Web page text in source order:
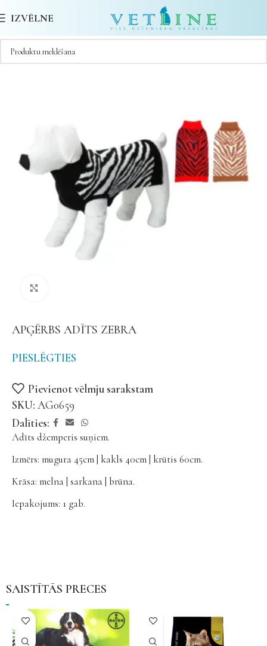
IZVĒLNE
APĢĒRBS ADĪTS ZEBRA
PIESLĒGTIES
Pievienot vēlmju sarakstam
SKU: AG0659
Dalīties:
Adīts džemperis suņiem.
Izmērs: mugura 45cm | kakls 40cm | krūtis 60cm.
Krāsa: melna | sarkana | brūna.
Iepakojums: 1 gab.
SAISTĪTĀS PRECES
NAV